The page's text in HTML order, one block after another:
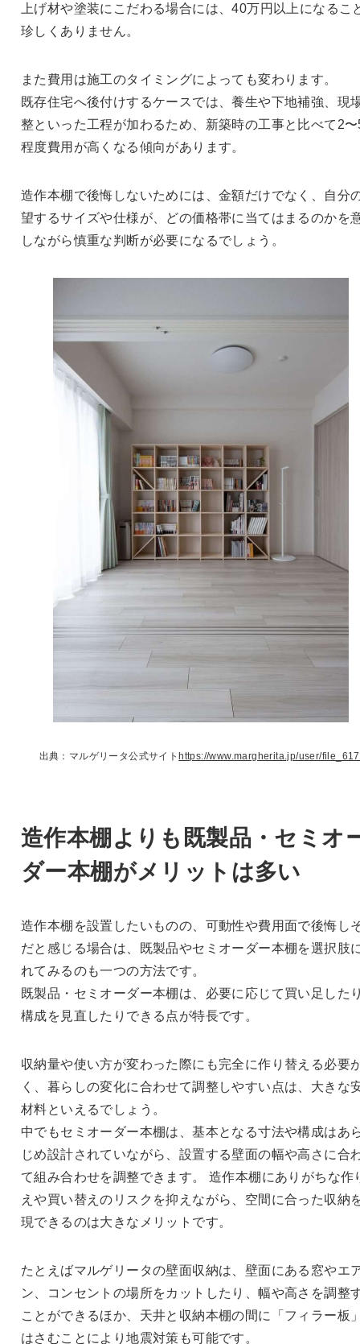
上げ材や塗装にこだわる場合には、40万円以上になるこ
珍しくありません。
また費用は施工のタイミングによっても変わります。
既存住宅へ後付けするケースでは、養生や下地補強、現
整といった工程が加わるため、新築時の工事と比べて2
程度費用が高くなる傾向があります。
造作本棚で後悔しないためには、金額だけでなく、自分
望するサイズや仕様が、どの価格帯に当てはまるのかを
しながら慎重な判断が必要になるでしょう。
出典：マルゲリータ公式サイトhttps://www.margherita.jp/user/
造作本棚よりも既製品・セミオ
ダー本棚がメリットは多い
造作本棚を設置したいものの、可動性や費用面で後悔し
だと感じる場合は、既製品やセミオーダー本棚を選択肢
れてみるのも一つの方法です。
既製品・セミオーダー本棚は、必要に応じて買い足した
構成を見直したりできる点が特長です。
収納量や使い方が変わった際にも完全に作り替える必要
く、暮らしの変化に合わせて調整しやすい点は、大きな
材料といえるでしょう。
中でもセミオーダー本棚は、基本となる寸法や構成はあ
じめ設計されていながら、設置する壁面の幅や高さに合
て組み合わせを調整できます。 造作本棚にありがちな作
えや買い替えのリスクを抑えながら、空間に合った収納
現できるのは大きなメリットです。
たとえばマルゲリータの壁面収納は、壁面にある窓やエ
ン、コンセントの場所をカットしたり、幅や高さを調整
ことができるほか、天井と収納本棚の間に「フィラー板
はさむことにより地震対策も可能です。